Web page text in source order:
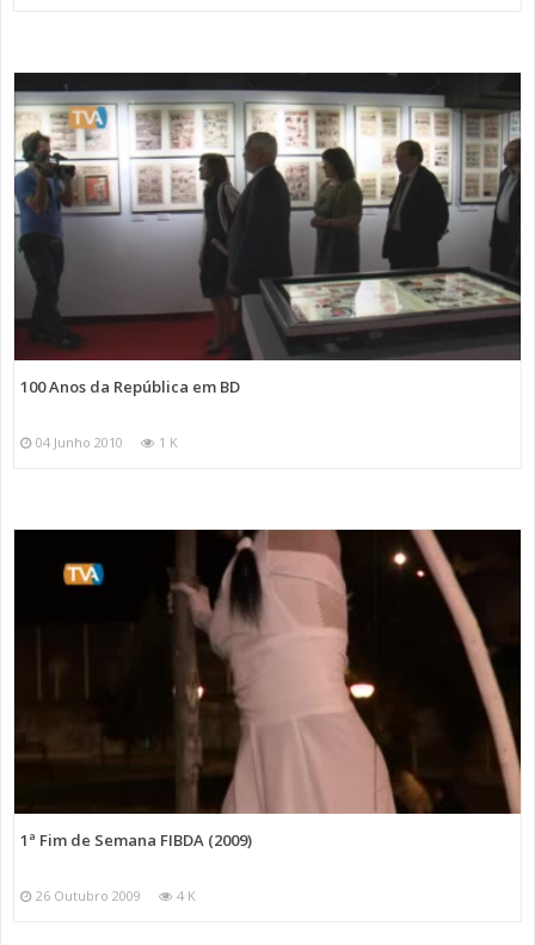
100 Anos da República em BD
04 Junho 2010 1 K
1ª Fim de Semana FIBDA (2009)
26 Outubro 2009 4 K